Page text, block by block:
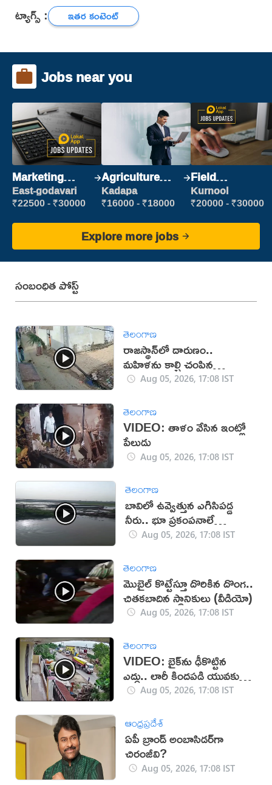
ట్యాగ్స్ : ఇతర కంటెంట్
Jobs near you
Marketing
Executive
East-godavari
₹22500 - ₹30000
Agriculture
Labour
Kadapa
₹16000 - ₹18000
Field
Marketing
Executive
Kurnool
₹20000 - ₹30000
Explore more jobs
సంబంధిత పోస్ట్
తెలంగాణ
రాజస్థాన్‌లో దారుణం..
మహిళను కాల్చి చంపిన
యువకుడు (వీడియో)
Aug 05, 2026, 17:08 IST
తెలంగాణ
VIDEO: తాళం వేసిన ఇంట్లో
పేలుడు
Aug 05, 2026, 17:08 IST
తెలంగాణ
బావిలో ఉవ్వెత్తున ఎగిసిపడ్డ
నీరు.. భూ ప్రకంపనాలే
కారణమా?
Aug 05, 2026, 17:08 IST
తెలంగాణ
మొబైల్ కొట్టేస్తూ దొరికిన దొంగ..
చితకబాదిన స్థానికులు (వీడియో)
Aug 05, 2026, 17:08 IST
తెలంగాణ
VIDEO: బైక్‌ను ఢీకొట్టిన
ఎద్దు.. లారీ కిందపడి యువకుడు
మృతి!Aug 05, 2026, 17:08 IST
ఆంధ్రప్రదేశ్
ఏపీ బ్రాండ్ అంబాసిడర్‌గా
చిరంజీవి?
Aug 05, 2026, 17:08 IST